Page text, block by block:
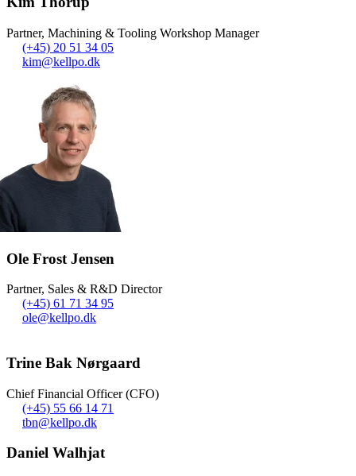
Partner, Machining & Tooling Workshop Manager
(+45) 20 51 34 05
kim@kellpo.dk
Ole Frost Jensen
Partner, Sales & R&D Director
(+45) 61 71 34 95
ole@kellpo.dk
Trine Bak Nørgaard
Chief Financial Officer (CFO)
(+45) 55 66 14 71
tbn@kellpo.dk
Daniel Walhjat